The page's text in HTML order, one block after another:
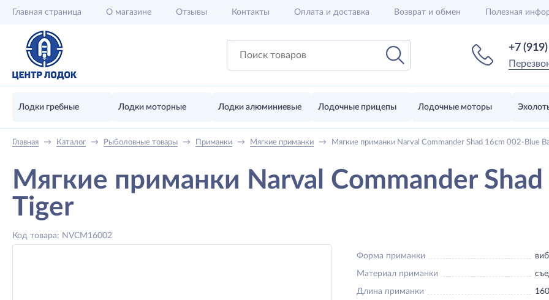
Главная страница О магазине Отзывы Контакты Оплата и доставка Возврат и обмен Полезная
+7
Лодки гребные Лодки моторные Лодки алюминиевые Лодочные прицепы Лодочные моторы
Главная → Каталог → Рыболовные товары → Приманки → Мягкие приманки → Мягкие приманки Narval Commander Shad 16cm 002-Blue
Мягкие приманки Narval Commander
Tiger
Код товара: NVCM16002
Форма приманки
Материал приманки
Длина приманки